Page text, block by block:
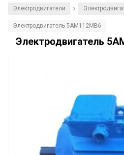
Электродвигатели /
Электродвигатель 5АМ112МВ6
Электродвигатель